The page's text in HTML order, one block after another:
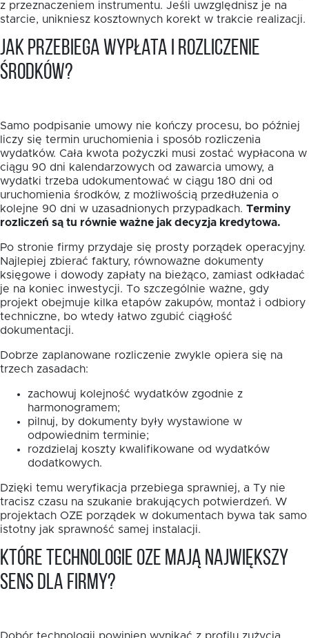
z przeznaczeniem instrumentu. Jeśli uwzględnisz je na
starcie, unikniesz kosztownych korekt w trakcie realizacji.
Jak przebiega wypłata i rozliczenie
środków?
Samo podpisanie umowy nie kończy procesu, bo później
liczy się termin uruchomienia i sposób rozliczenia
wydatków. Cała kwota pożyczki musi zostać wypłacona w
ciągu 90 dni kalendarzowych od zawarcia umowy, a
wydatki trzeba udokumentować w ciągu 180 dni od
uruchomienia środków, z możliwością przedłużenia o
kolejne 90 dni w uzasadnionych przypadkach. Terminy
rozliczeń są tu równie ważne jak decyzja kredytowa.
Po stronie firmy przydaje się prosty porządek operacyjny.
Najlepiej zbierać faktury, równoważne dokumenty
księgowe i dowody zapłaty na bieżąco, zamiast odkładać
je na koniec inwestycji. To szczególnie ważne, gdy
projekt obejmuje kilka etapów zakupów, montaż i odbiory
techniczne, bo wtedy łatwo zgubić ciągłość
dokumentacji.
Dobrze zaplanowane rozliczenie zwykle opiera się na
trzech zasadach:
zachowuj kolejność wydatków zgodnie z
harmonogramem;
pilnuj, by dokumenty były wystawione w
odpowiednim terminie;
rozdzielaj koszty kwalifikowane od wydatków
dodatkowych.
Dzięki temu weryfikacja przebiega sprawniej, a Ty nie
tracisz czasu na szukanie brakujących potwierdzeń. W
projektach OZE porządek w dokumentach bywa tak samo
istotny jak sprawność samej instalacji.
Które technologie OZE mają największy
sens dla firmy?